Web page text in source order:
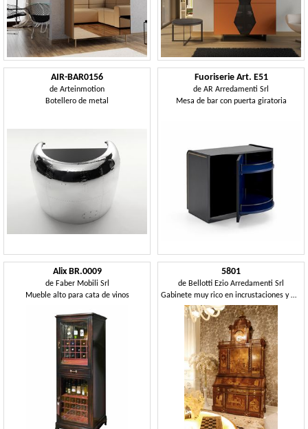
AIR-BAR0156
de Arteinmotion
Botellero de metal
Fuoriserie Art. E51
de AR Arredamenti Srl
Mesa de bar con puerta giratoria
Alix BR.0009
de Faber Mobili Srl
Mueble alto para cata de vinos
5801
de Bellotti Ezio Arredamenti Srl
Gabinete muy rico en incrustaciones y mano de obra.